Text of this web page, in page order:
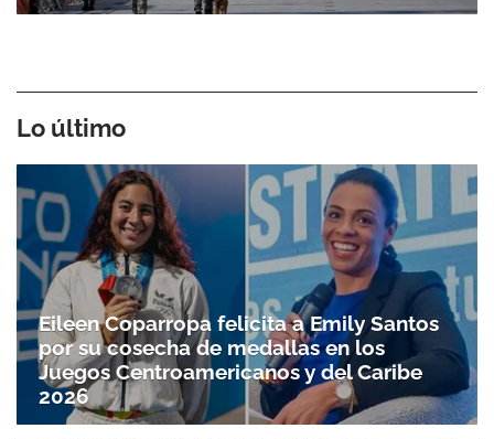
Lo último
Eileen Coparropa felicita a Emily Santos
por su cosecha de medallas en los
Juegos Centroamericanos y del Caribe
2026